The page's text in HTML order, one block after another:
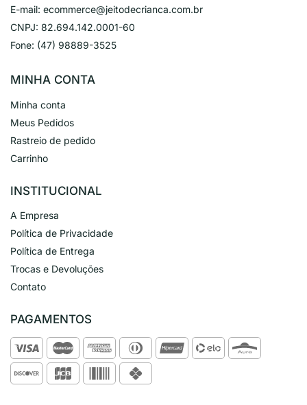
E-mail: ecommerce@jeitodecrianca.com.br
CNPJ: 82.694.142.0001-60
Fone: (47) 98889-3525
MINHA CONTA
Minha conta
Meus Pedidos
Rastreio de pedido
Carrinho
INSTITUCIONAL
A Empresa
Política de Privacidade
Política de Entrega
Trocas e Devoluções
Contato
PAGAMENTOS